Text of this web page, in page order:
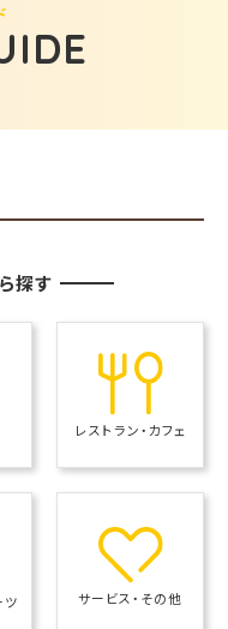
探す
レストラン・カフェ
ツ サービス・その他